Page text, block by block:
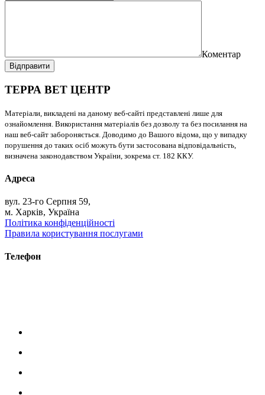
Коментар
Відправити
ТЕРРА ВЕТ ЦЕНТР
Матеріали, викладені на даному веб-сайті представлені лише для
ознайомлення. Використання матеріалів без дозволу та без посилання на
наш веб-сайт забороняється. Доводимо до Вашого відома, що у випадку
порушення до таких осіб можуть бути застосована відповідальність,
визначена законодавством України, зокрема ст. 182 ККУ.
Адреса
вул. 23-го Серпня 59,
м. Харків, Україна
Політика конфіденційності
Правила користування послугами
Телефон